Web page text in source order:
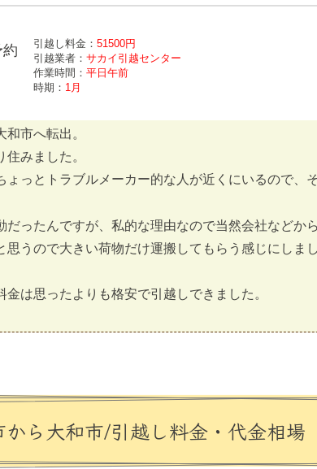
引越し料金： 51500円
引越業者： サカイ引越センター
作業時間： 平日午前
時期： 1月
和市へ転出。
住みました。
ょっとトラブルメーカー的な人が近くにいるので、
だったんですが、私的な理由なので当然会社などか
思うので大きい荷物だけ運搬してもらう感じにしまし
金は思ったよりも格安で引越しできました。
から大和市/引越し料金・代金相場